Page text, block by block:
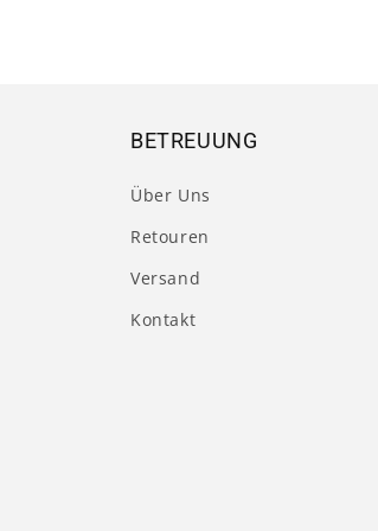
BETREUUNG
Über Uns
Retouren
Versand
Kontakt